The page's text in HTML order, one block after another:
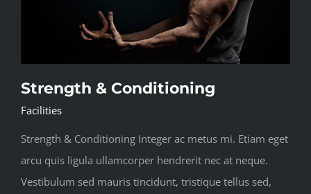
Strength & Conditioning
Facilities
Strength & Conditioning Integer ac metus mi. Etiam eget
arcu quis ligula ullamcorper hendrerit nec at neque.
Vestibulum sed mauris tincidunt, tristique tellus sed,